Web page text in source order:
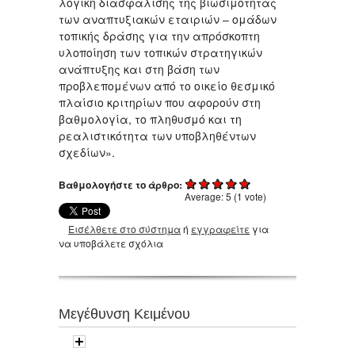
των αναπτυξιακών εταιριών – ομάδων
τοπικής δράσης για την απρόσκοπτη
υλοποίηση των τοπικών στρατηγικών
ανάπτυξης και στη βάση των
προβλεπομένων από το οικείο θεσμικό
πλαίσιο κριτηρίων που αφορούν στη
βαθμολογία, το πληθυσμό και τη
ρεαλιστικότητα των υποβληθέντων
σχεδίων».
Βαθμολογήστε το άρθρο:
Average:5 (1 vote)
Εισέλθετε στο σύστημαή εγγραφείτε για
να υποβάλετε σχόλια
Μεγέθυνση Κειμένου